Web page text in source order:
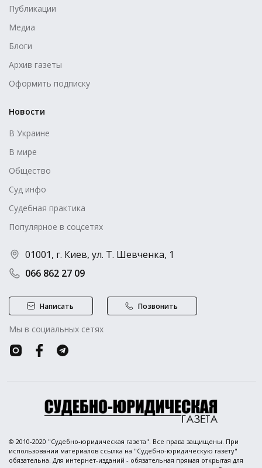
Публикации
Медиа
Блоги
Архив газеты
Оформить подписку
Новости
В Украине
В мире
Общество
Суд инфо
Судебная практика
Популярное в соцсетях
066 862 27 09
01001, г. Киев, ул. Т. Шевченка, 1
Написать Позвонить
Мы в социальных сетях
© 2010-2020 "Судебно-юридическая газета". Все права защищены. При
использовании материалов ссылка на "Судебно-юридическую газету"
обязательна. Для интернет-изданий - обязательная прямая открытая для